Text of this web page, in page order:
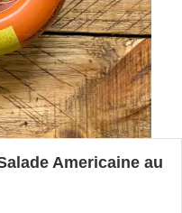
Americaine au